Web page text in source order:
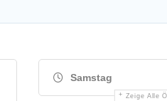
Samstag
Zeige Alle